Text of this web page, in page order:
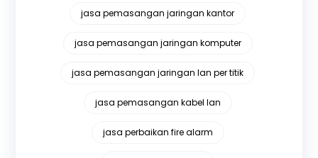
jasa pemasangan jaringan kantor
jasa pemasangan jaringan komputer
jasa pemasangan jaringan lan per titik
jasa pemasangan kabel lan
jasa perbaikan fire alarm